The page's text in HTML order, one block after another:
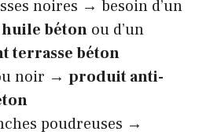
noires → besoin d’un
béton ou d’un
terrasse béton
noir → produit anti-
poudreuses →